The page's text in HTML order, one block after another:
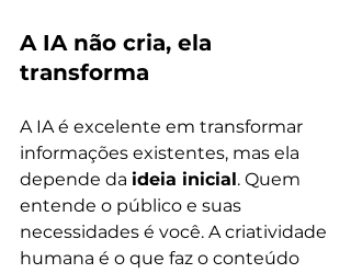
A IA não cria, ela
transforma
A IA é excelente em transformar
informações existentes, mas ela
depende da ideia inicial. Quem
entende o público e suas
necessidades é você. A criatividade
humana é o que faz o conteúdo